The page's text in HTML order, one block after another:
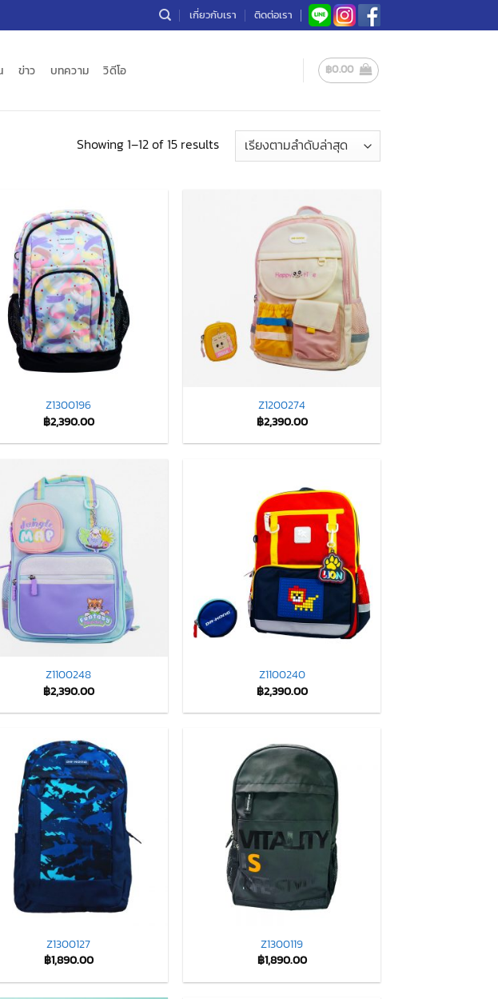
เกี่ยวกับเรา ติดต่อเรา
ข่าว บทความ วิดีโอ ฿0.00
Showing 1–12 of 15 resultsSorted
Z1300196
฿2,390.00
Z1200274
฿2,390.00
Z1100248
฿2,390.00
Z1100240
฿2,390.00
Z1300127
฿1,890.00
Z1300119
฿1,890.00